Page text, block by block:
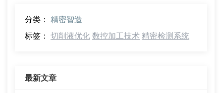
分类： 精密智造
标签： 切削液优化数控加工技术精密检测系统
最新文章